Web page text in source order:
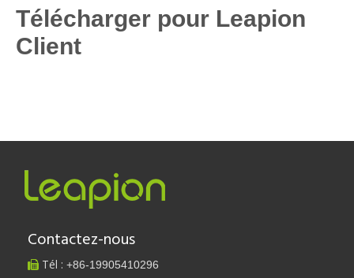
Télécharger pour Leapion
Client
Contactez-nous
 Tél : +86-19905410296